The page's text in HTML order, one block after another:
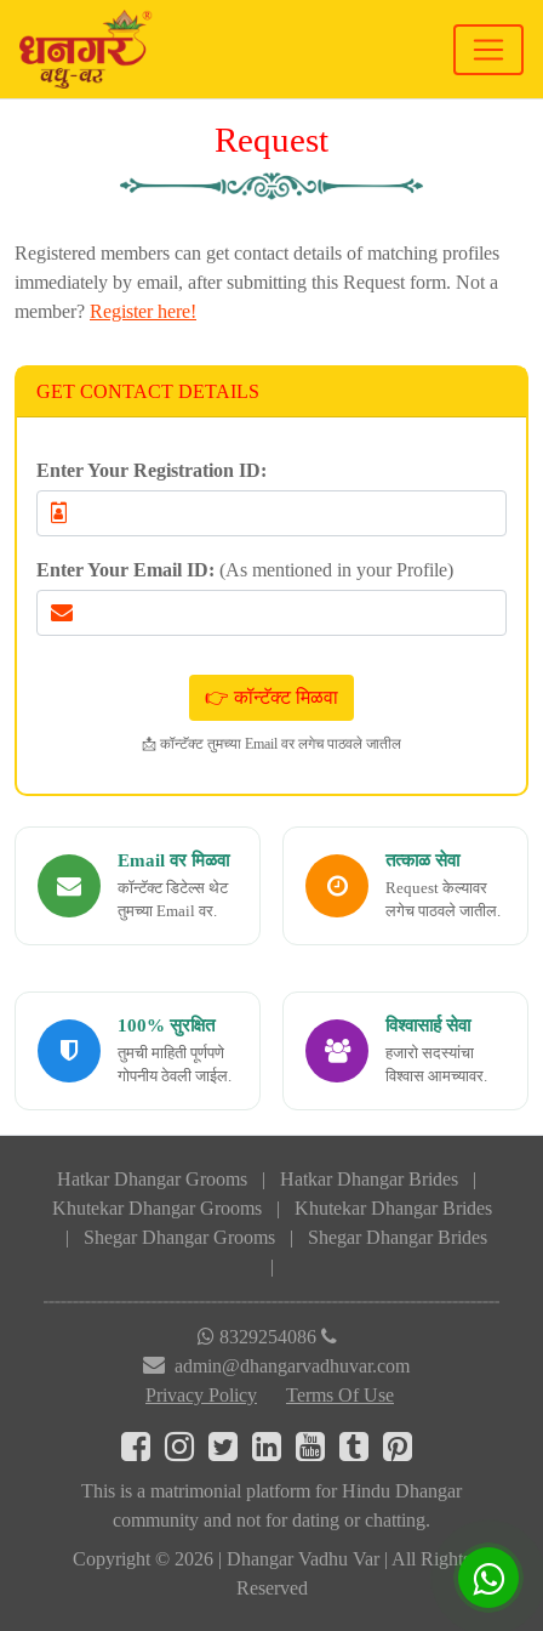
Request
Registered members can get contact details of matching profiles
immediately by email, after submitting this Request form. Not a
member? Register here!
GET CONTACT DETAILS
Enter Your Registration ID:
Enter Your Email ID: (As mentioned in your Profile)
📩 कॉन्टॅक्ट तुमच्या Email वर लगेच पाठवले जातील
Email वर मिळवा
कॉन्टॅक्ट डिटेल्स थेट
तुमच्या Email वर.
तत्काळ सेवा
Request केल्यावर
लगेच पाठवले जातील.
100% सुरक्षित
तुमची माहिती पूर्णपणे
गोपनीय ठेवली जाईल.
विश्वासार्ह सेवा
हजारो सदस्यांचा
विश्वास आमच्यावर.
Hatkar Dhangar Grooms | Hatkar Dhangar Brides
|
Khutekar Dhangar Grooms
|
Khutekar Dhangar Brides
|
Shegar Dhangar Grooms |
Shegar Dhangar Brides
|
8329254086
admin@dhangarvadhuvar.com
Privacy Policy
Terms Of Use
This is a matrimonial platform for Hindu Dhangar
community and not for dating or chatting.
Copyright © 2026 | Dhangar Vadhu Var | All Rights
Reserved